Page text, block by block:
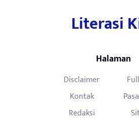
Literasi
Halaman
Disclaimer
Kontak
Redaksi